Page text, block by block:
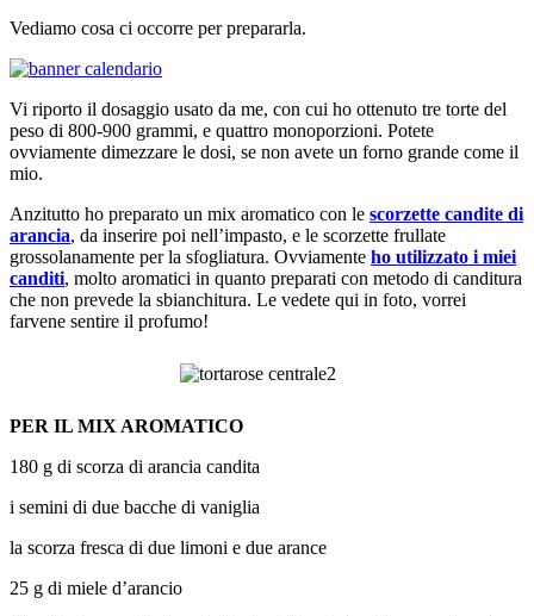
Vediamo cosa ci occorre per prepararla.
Vi riporto il dosaggio usato da me, con cui ho ottenuto tre torte del
peso di 800-900 grammi, e quattro monoporzioni. Potete
ovviamente dimezzare le dosi, se non avete un forno grande come il
mio.
Anzitutto ho preparato un mix aromatico con le scorzette candite di
arancia, da inserire poi nell’impasto, e le scorzette frullate
grossolanamente per la sfogliatura. Ovviamente ho utilizzato i miei
canditi, molto aromatici in quanto preparati con metodo di canditura
che non prevede la sbianchitura. Le vedete qui in foto, vorrei
farvene sentire il profumo!
PER IL MIX AROMATICO
180 g di scorza di arancia candita
i semini di due bacche di vaniglia
la scorza fresca di due limoni e due arance
25 g di miele d’arancio